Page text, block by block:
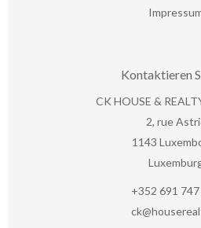
Kontaktieren
CK HOUSE &
2, rue
1143
+352 691